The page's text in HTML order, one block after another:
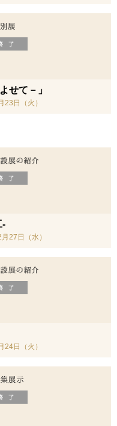
せて－」
日（火）
-
27日（水）
日（火）